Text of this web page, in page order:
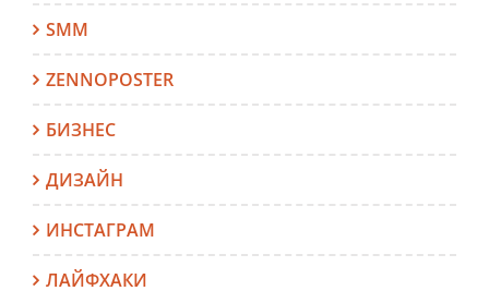
SMM
ZENNOPOSTER
БИЗНЕС
ДИЗАЙН
ИНСТАГРАМ
ЛАЙФХАКИ